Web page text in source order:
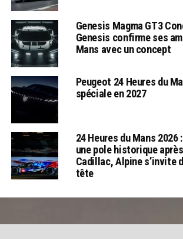
Genesis Magma GT3
Genesis confirme ses
Mans avec un concept
Peugeot 24 Heures du
spéciale en 2027
24 Heures du Mans 2026
une pole historique
Cadillac, Alpine s’invite
tête